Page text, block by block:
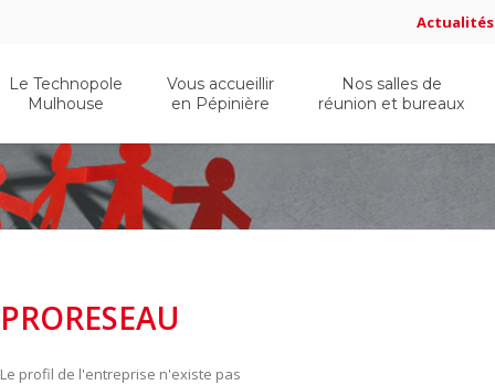
Actualités
Le Technopole
Mulhouse
Vous accueillir
en Pépinière
Nos salles de
réunion et bureaux
PRORESEAU
Le profil de l'entreprise n'existe pas